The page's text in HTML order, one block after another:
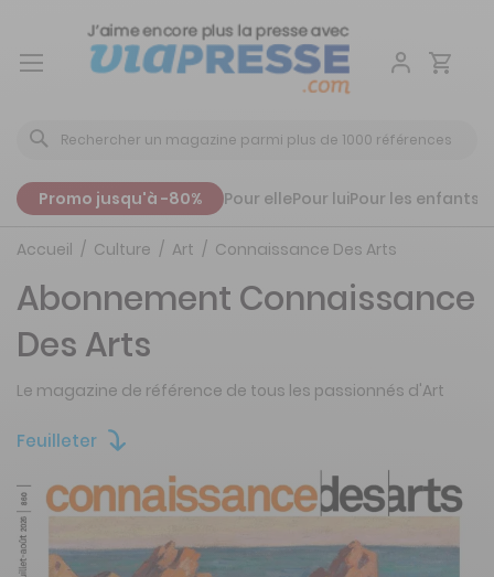
Aller
Promo jusqu'à -80% Pour ellePour luiPour les enfants
Accueil Culture Art Connaissance Des Arts
Feuilleter
Abonnement Connaissance
Des Arts
Le magazine de référence de tous les passionnés d'Art